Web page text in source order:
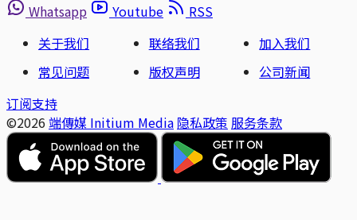
Whatsapp
Youtube
RSS
关于我们
联络我们
加入我们
常见问题
版权声明
公司新闻
订阅支持
©2026 端傳媒 Initium Media 隐私政策 服务条款